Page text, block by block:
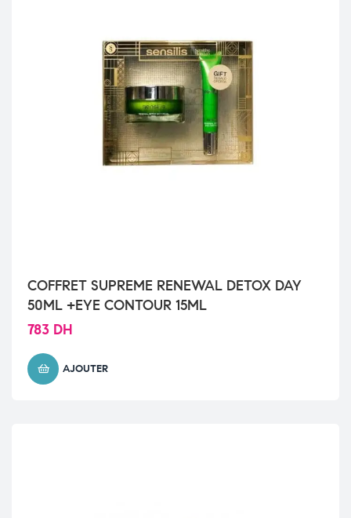
COFFRET SUPREME RENEWAL DETOX DAY
50ML +EYE CONTOUR 15ML
783 DH
AJOUTER